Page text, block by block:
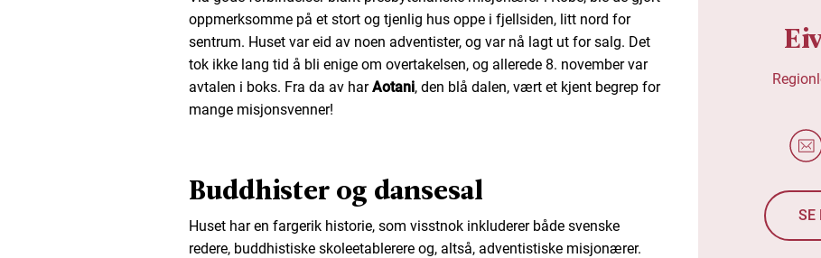
oppmerksomme på et stort og tjenlig hus oppe i fjellsiden, litt nord for
sentrum. Huset var eid av noen adventister, og var nå lagt ut for salg. Det
tok ikke lang tid å bli enige om overtakelsen, og allerede 8. november var
avtalen i boks. Fra da av harAotani, den blå dalen, vært et kjent begrep for
mange misjonsvenner!
Buddhister og dansesal
Huset har en fargerik historie, som visstnok inkluderer både svenske
redere, buddhistiske skoleetablerere og, altså, adventistiske misjonærer.
SE